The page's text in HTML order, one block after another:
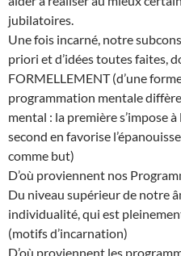
jubilatoires.
Une fois incarné, notre
priori et d’idées toutes faites,
FORMELLEMENT (d’une
programmation mentale
mental : la première s’impose
second en favorise
comme but)
D’où proviennent nos
Du niveau supérieur de notre
individualité, qui est
(motifs d’incarnation)
D’où proviennent les